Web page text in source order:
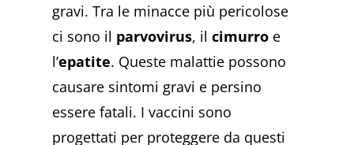
gravi. Tra le minacce più pericolose
ci sono il parvovirus, ilcimurro e
l’epatite. Queste malattie possono
causare sintomi gravi e persino
essere fatali. I vaccini sono
progettati per proteggere da questi